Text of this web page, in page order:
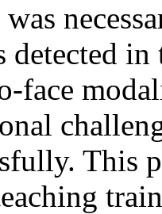
detected
face
This